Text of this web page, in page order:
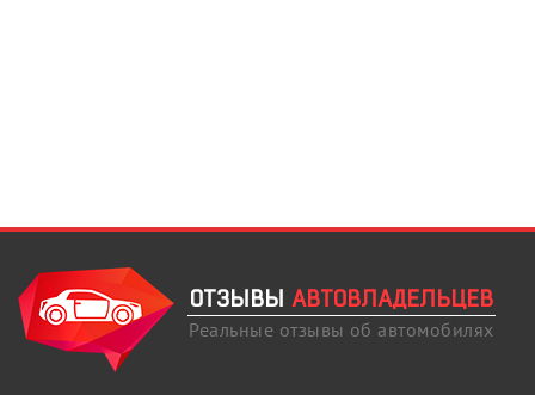
ОТЗЫВЫ АВТОВЛАДЕЛЬЦЕВ
Реальные отзывы об автомобилях